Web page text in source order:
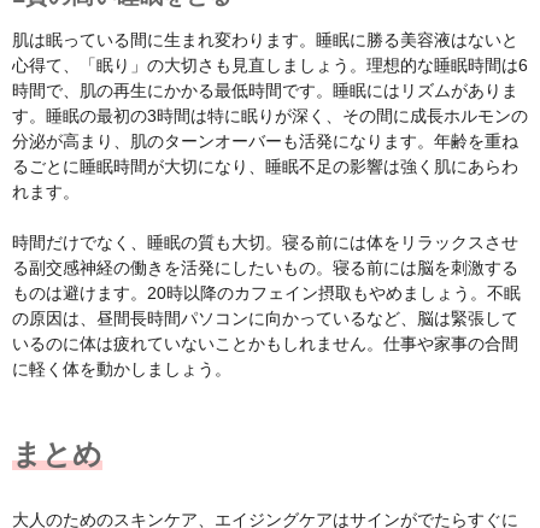
肌は眠っている間に生まれ変わります。睡眠に勝る美容液はないと
心得て、「眠り」の大切さも見直しましょう。理想的な睡眠時間は6
時間で、肌の再生にかかる最低時間です。睡眠にはリズムがありま
す。睡眠の最初の3時間は特に眠りが深く、その間に成長ホルモンの
分泌が高まり、肌のターンオーバーも活発になります。年齢を重ね
るごとに睡眠時間が大切になり、睡眠不足の影響は強く肌にあらわ
れます。
時間だけでなく、睡眠の質も大切。寝る前には体をリラックスさせ
る副交感神経の働きを活発にしたいもの。寝る前には脳を刺激する
ものは避けます。20時以降のカフェイン摂取もやめましょう。不眠
の原因は、昼間長時間パソコンに向かっているなど、脳は緊張して
いるのに体は疲れていないことかもしれません。仕事や家事の合間
に軽く体を動かしましょう。
まとめ
大人のためのスキンケア、エイジングケアはサインがでたらすぐに